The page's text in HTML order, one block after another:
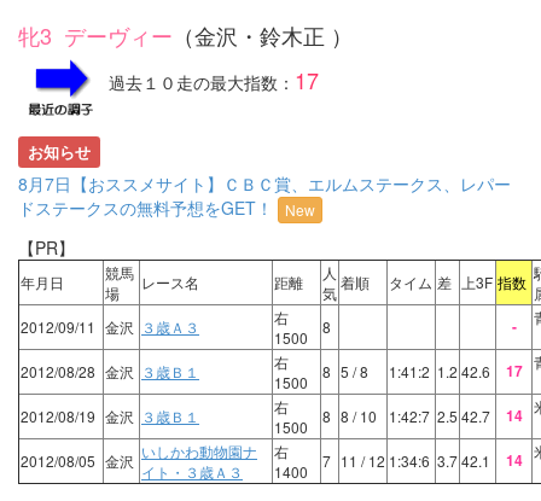
牝3 デーヴィー （金沢・鈴木正 ）
過去１０走の最大指数： 17
お知らせ
8月7日【おススメサイト】ＣＢＣ賞、エルムステークス、レパー
ドステークスの無料予想をGET！
New
【PR】
年月日
競馬
場
レース名 距離
人
気
着順 タイム 差 上3F 指数
2012/09/11 金沢 ３歳Ａ３
右
1500
8 -
2012/08/28 金沢 ３歳Ｂ１
右
1500
8 5 / 8 1:41:2 1.2 42.6 17
2012/08/19 金沢 ３歳Ｂ１
右
1500
8 8 / 10 1:42:7 2.5 42.7 14
2012/08/05 金沢 いしかわ動物園ナ
イト・３歳Ａ３
右
1400
7 11 / 12 1:34:6 3.742.1 14